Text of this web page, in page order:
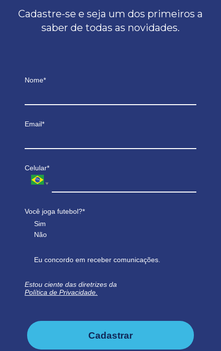
Cadastre-se e seja um dos primeiros a
saber de todas as novidades.
Nome*
Email*
Celular*
Você joga futebol?*
Sim
Não
Eu concordo em receber comunicações.
Estou ciente das diretrizes da
Política de Privacidade.
Cadastrar